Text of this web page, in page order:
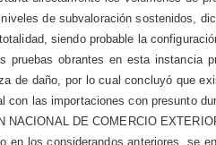
de subvaloración sostenidos,
siendo probable la
pruebas obrantes en esta instancia
de daño, por lo cual concluyó que
con las importaciones con presunto
NACIONAL DE COMERCIO
en los considerandos anteriores, se